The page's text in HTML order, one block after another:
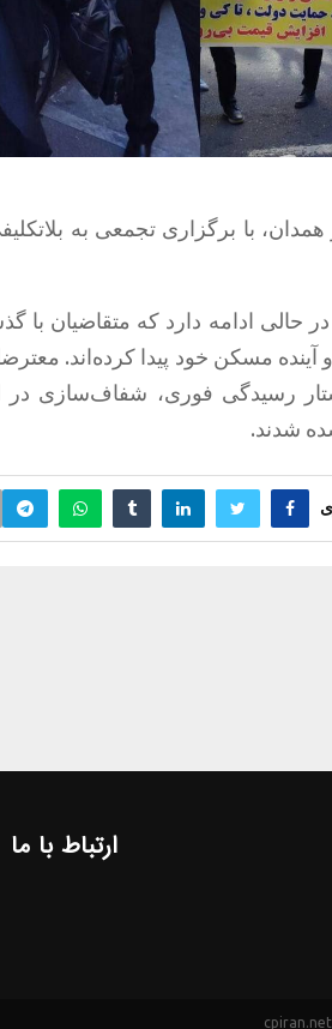
با برگزاری تجمعی به
ادامه دارد که متقاضیان با
مسکن خود پیدا کرده‌اند.
رسیدگی فوری، شفاف‌سازی در
شدند.
ارتباط با ما